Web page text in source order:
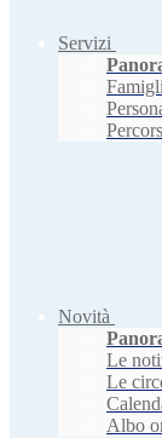
Servizi
Novità
Le
Le
Albo